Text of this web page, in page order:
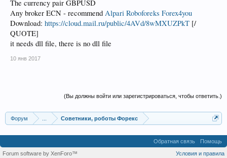
The currency pair GBPUSD
Any broker ECN - recommend Alpari Roboforeks Forex4you
Download: https://cloud.mail.ru/public/4AVd/8wMXUZPkT [/
QUOTE]
it needs dll file, there is no dll file
10 янв 2017
(Вы должны войти или зарегистрироваться, чтобы ответить.)
Форум Советники, роботы Форекс
Обратная связь
Помощь
Условия и правила
Forum software by XenForo™